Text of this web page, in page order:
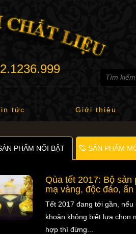
tức Giới thiệu
PHẨM NỐI BẬT SẢN PHẨM
Qùa tết 2017: Bộ
mạ vàng, độc đáo,
Tết 2017 đang tới gần, nếu
khoăn không biết lựa chọn
hợp thì đừng...